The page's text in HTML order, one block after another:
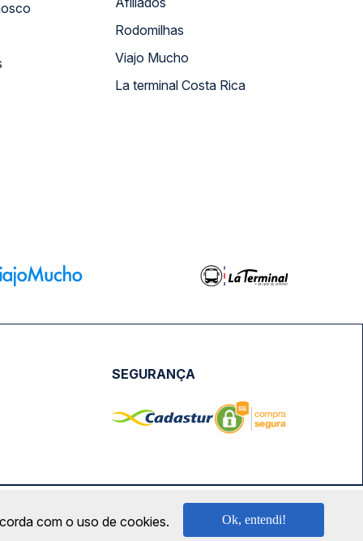
Rodomilhas
Viajo Mucho
La terminal Costa Rica
SEGURANÇA
0001-57 | saconibus@queropassagem.com.br
com o uso de cookies. Ok, entendi!